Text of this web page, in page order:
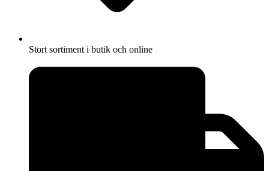
Stort sortiment i butik och online